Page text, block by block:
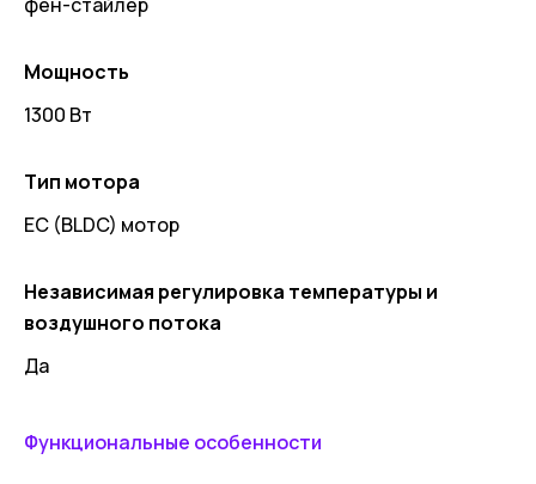
Мощность
1300 Вт
Тип мотора
EC (BLDC) мотор
Независимая регулировка температуры и
воздушного потока
Да
Функциональные особенности